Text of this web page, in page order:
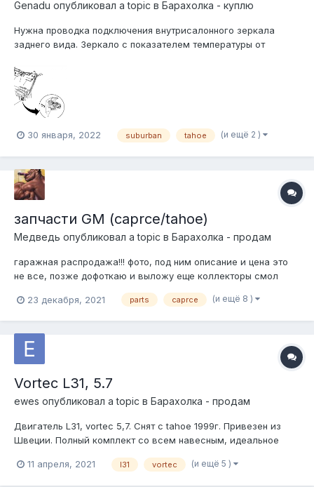
Genadu опубликовал a topic в Барахолка - куплю
Нужна проводка подключения внутрисалонного зеркала
заднего вида. Зеркало с показателем температуры от
козырьков, зеркала, и идет сверху по левой стойке вниз, и
включается в конвеншен центр.
30 января, 2022 suburban tahoe (и ещё 2 )
запчасти GM (caprce/tahoe)
Медведь опубликовал a topic в Барахолка - продам
гаражная распродажа!!! фото, под ним описание и цена это
не все, позже дофоткаю и выложу еще коллекторы смол
коллектор, под три шпильки (с полицейского квадрата)...
23 декабря, 2021 parts caprce (и ещё 8 )
Vortec L31, 5.7
ewes опубликовал a topic в Барахолка - продам
Двигатель L31, vortec 5,7. Снят с tahoe 1999г. Привезен из
Швеции. Полный комплект со всем навесным, идеальное
карбюраторный вариант или свап. Цена 2000$ Находится в
11 апреля, 2021 l31 vortec (и ещё 5 )